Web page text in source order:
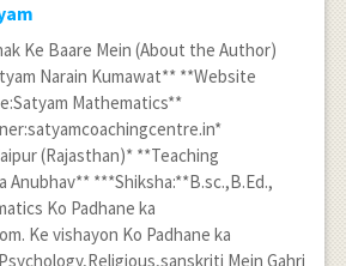
\frac {
1-\cos
^{ 2 }{
2x } }{
\cos {
2x } }
dx } \\
Ke Baare Mein (About the Author)
Narain Kumawat** **Website
Mathematics**
(Rajasthan)* **Teaching
Anubhav** ***Shiksha:**B.sc.,B.Ed.,
Ko Padhane ka
Ke vishayon Ko Padhane ka
Mein Gahri